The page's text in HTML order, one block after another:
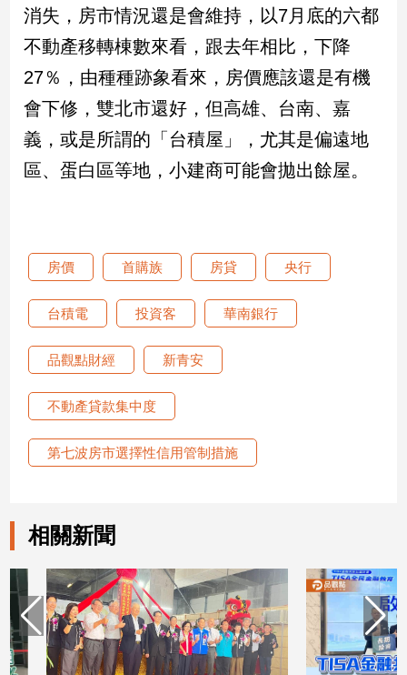
點
南
台
觀
點
娛
樂
星
流
生
活
建
築/
室
內
消失，房市情況還是會維持，以7月底的六都
不動產移轉棟數來看，跟去年相比，下降
27％，由種種跡象看來，房價應該還是有機
會下修，雙北市還好，但高雄、台南、嘉
義，或是所謂的「台積屋」，尤其是偏遠地
區、蛋白區等地，小建商可能會拋出餘屋。
房價 首購族 房貸 央行
台積電 投資客 華南銀行
品觀點財經 新青安
不動產貸款集中度
第七波房市選擇性信用管制措施
相關新聞